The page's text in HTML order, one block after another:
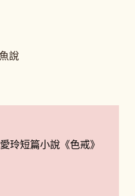
說
玲短篇小說《色戒》